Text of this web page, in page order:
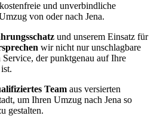
und unverbindliche
von oder nach Jena.
und unserem Einsatz für
wir nicht nur unschlagbare
Service, der punktgenau auf Ihre
Team aus versierten
um Ihren Umzug nach Jena so
gestalten.